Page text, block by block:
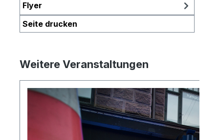
Flyer
Seite drucken
Weitere Veranstaltungen